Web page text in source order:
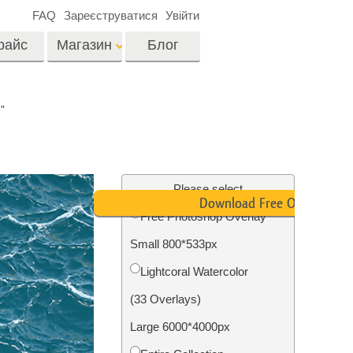
фотографій нерухомості
Реставрація фото
Магазин
Професійні відео
оверлейси
Блог
FAQ Зареєструватися Увійти
Please select
Free Photoshop Overlay
Small 800*533px
Lightcoral Watercolor
(33 Overlays)
Large 6000*4000px
Download Free Overlay